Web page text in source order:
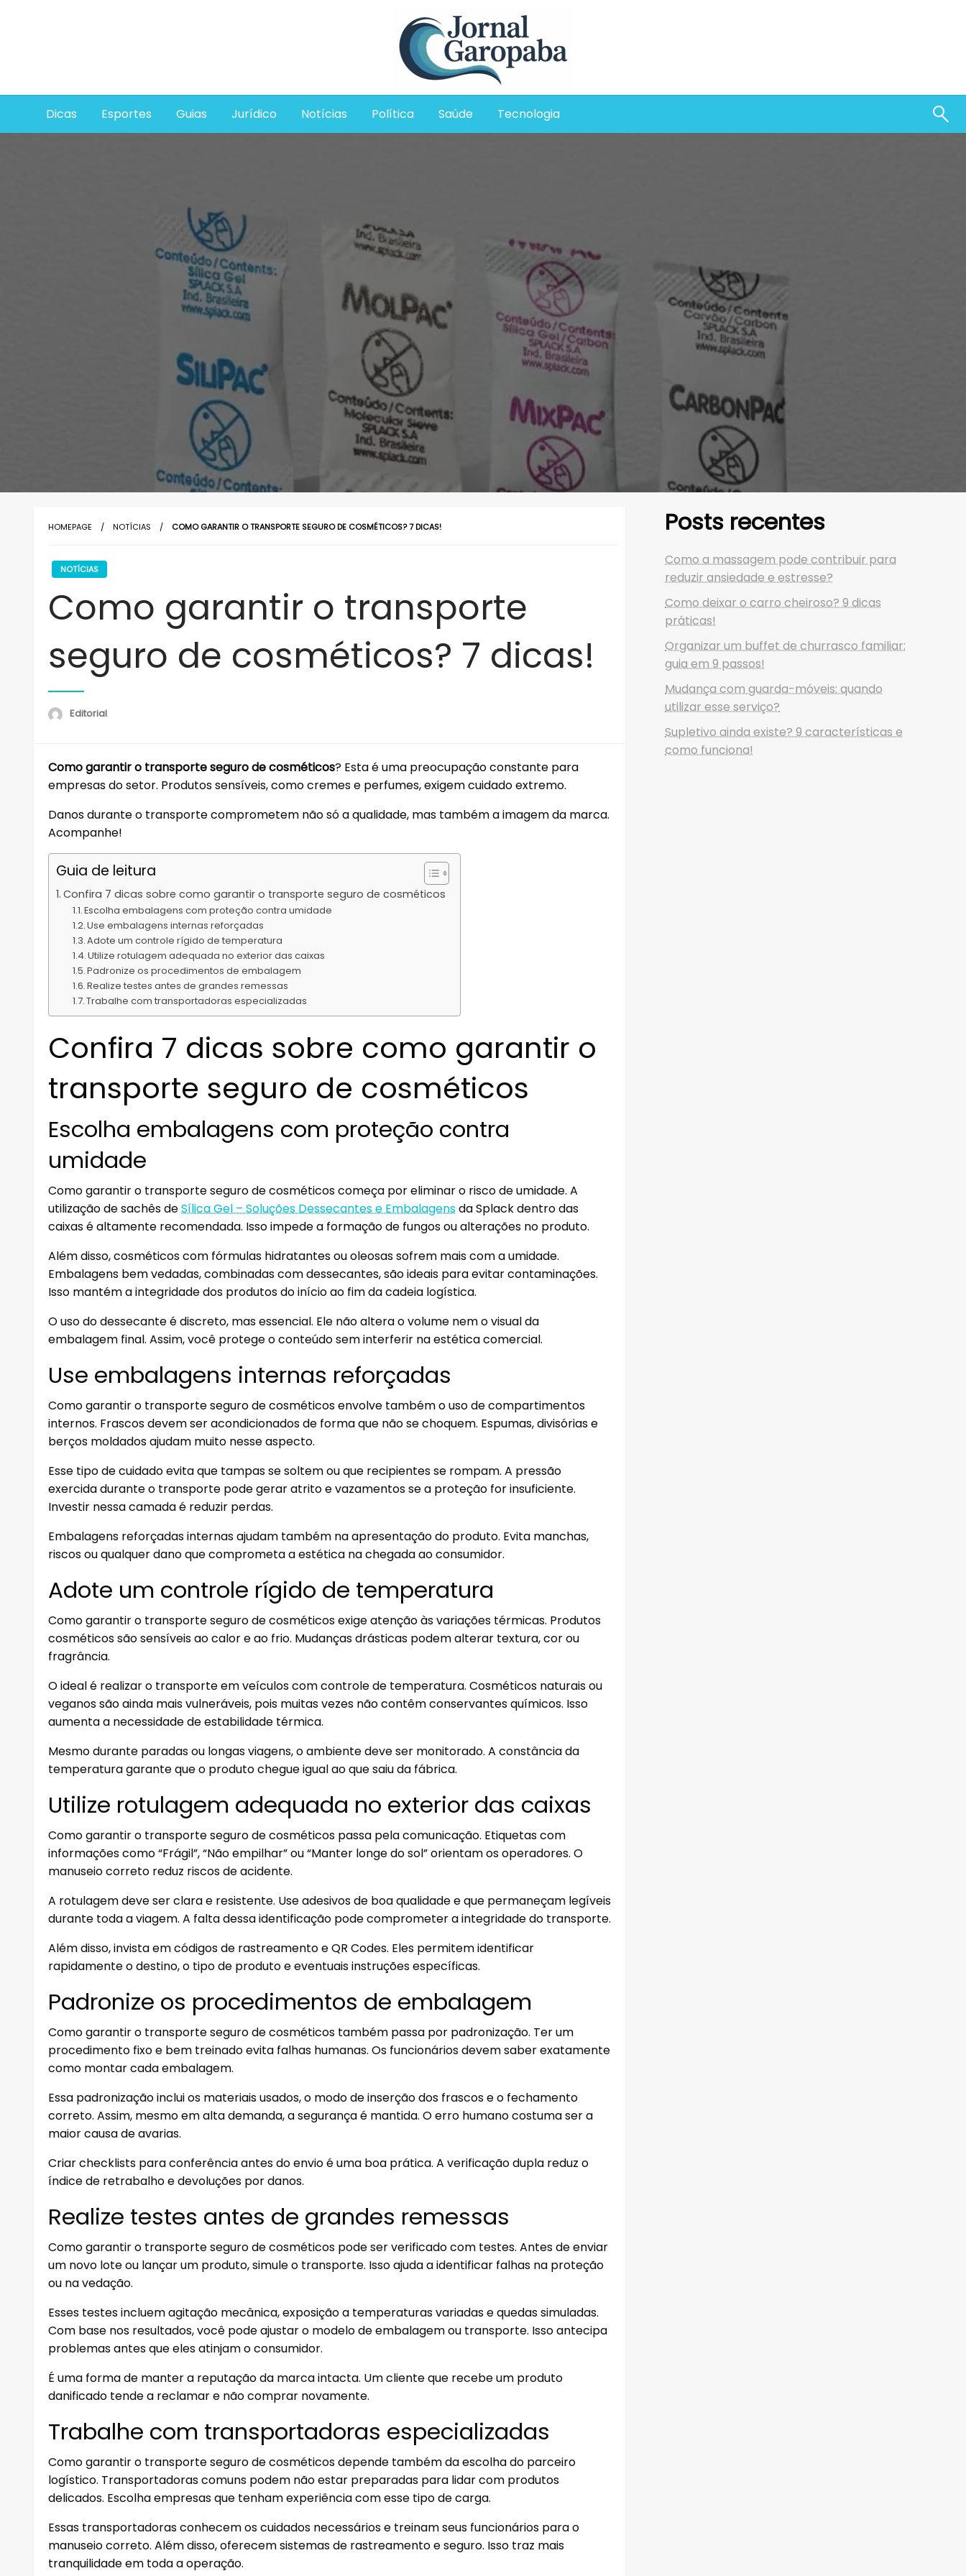
Jornal Garopaba
Dicas Esportes Guias Jurídico Notícias Política Saúde Tecnologia
HOMEPAGE NOTÍCIAS COMO GARANTIR O TRANSPORTE SEGURO DE COSMÉTICOS? 7 DICAS!
NOTÍCIAS
Como garantir o transporte
seguro de cosméticos? 7 dicas!
Editorial
Como garantir o transporte seguro de cosméticos? Esta é uma preocupação constante para
empresas do setor. Produtos sensíveis, como cremes e perfumes, exigem cuidado extremo.
Danos durante o transporte comprometem não só a qualidade, mas também a imagem da marca.
Acompanhe!
Guia de leitura
Confira 7 dicas sobre como garantir o transporte seguro de cosméticos
Escolha embalagens com proteção contra umidade
Use embalagens internas reforçadas
Adote um controle rígido de temperatura
Utilize rotulagem adequada no exterior das caixas
Padronize os procedimentos de embalagem
Realize testes antes de grandes remessas
Trabalhe com transportadoras especializadas
Confira 7 dicas sobre como garantir o
transporte seguro de cosméticos
Escolha embalagens com proteção contra
umidade
Como garantir o transporte seguro de cosméticos começa por eliminar o risco de umidade. A
utilização de sachês deSílica Gel – Soluções Dessecantes e Embalagensda Splack dentro das
caixas é altamente recomendada. Isso impede a formação de fungos ou alterações no produto.
Além disso, cosméticos com fórmulas hidratantes ou oleosas sofrem mais com a umidade.
Embalagens bem vedadas, combinadas com dessecantes, são ideais para evitar contaminações.
Isso mantém a integridade dos produtos do início ao fim da cadeia logística.
O uso do dessecante é discreto, mas essencial. Ele não altera o volume nem o visual da
embalagem final. Assim, você protege o conteúdo sem interferir na estética comercial.
Use embalagens internas reforçadas
Como garantir o transporte seguro de cosméticos envolve também o uso de compartimentos
internos. Frascos devem ser acondicionados de forma que não se choquem. Espumas, divisórias e
berços moldados ajudam muito nesse aspecto.
Esse tipo de cuidado evita que tampas se soltem ou que recipientes se rompam. A pressão
exercida durante o transporte pode gerar atrito e vazamentos se a proteção for insuficiente.
Investir nessa camada é reduzir perdas.
Embalagens reforçadas internas ajudam também na apresentação do produto. Evita manchas,
riscos ou qualquer dano que comprometa a estética na chegada ao consumidor.
Adote um controle rígido de temperatura
Como garantir o transporte seguro de cosméticos exige atenção às variações térmicas. Produtos
cosméticos são sensíveis ao calor e ao frio. Mudanças drásticas podem alterar textura, cor ou
fragrância.
O ideal é realizar o transporte em veículos com controle de temperatura. Cosméticos naturais ou
veganos são ainda mais vulneráveis, pois muitas vezes não contêm conservantes químicos. Isso
aumenta a necessidade de estabilidade térmica.
Mesmo durante paradas ou longas viagens, o ambiente deve ser monitorado. A constância da
temperatura garante que o produto chegue igual ao que saiu da fábrica.
Utilize rotulagem adequada no exterior das caixas
Como garantir o transporte seguro de cosméticos passa pela comunicação. Etiquetas com
informações como “Frágil”, “Não empilhar” ou “Manter longe do sol” orientam os operadores. O
manuseio correto reduz riscos de acidente.
A rotulagem deve ser clara e resistente. Use adesivos de boa qualidade e que permaneçam legíveis
durante toda a viagem. A falta dessa identificação pode comprometer a integridade do transporte.
Além disso, invista em códigos de rastreamento e QR Codes. Eles permitem identificar
rapidamente o destino, o tipo de produto e eventuais instruções específicas.
Padronize os procedimentos de embalagem
Como garantir o transporte seguro de cosméticos também passa por padronização. Ter um
procedimento fixo e bem treinado evita falhas humanas. Os funcionários devem saber exatamente
como montar cada embalagem.
Essa padronização inclui os materiais usados, o modo de inserção dos frascos e o fechamento
correto. Assim, mesmo em alta demanda, a segurança é mantida. O erro humano costuma ser a
maior causa de avarias.
Criar checklists para conferência antes do envio é uma boa prática. A verificação dupla reduz o
índice de retrabalho e devoluções por danos.
Realize testes antes de grandes remessas
Como garantir o transporte seguro de cosméticos pode ser verificado com testes. Antes de enviar
um novo lote ou lançar um produto, simule o transporte. Isso ajuda a identificar falhas na proteção
ou na vedação.
Esses testes incluem agitação mecânica, exposição a temperaturas variadas e quedas simuladas.
Com base nos resultados, você pode ajustar o modelo de embalagem ou transporte. Isso antecipa
problemas antes que eles atinjam o consumidor.
É uma forma de manter a reputação da marca intacta. Um cliente que recebe um produto
danificado tende a reclamar e não comprar novamente.
Trabalhe com transportadoras especializadas
Como garantir o transporte seguro de cosméticos depende também da escolha do parceiro
logístico. Transportadoras comuns podem não estar preparadas para lidar com produtos
delicados. Escolha empresas que tenham experiência com esse tipo de carga.
Essas transportadoras conhecem os cuidados necessários e treinam seus funcionários para o
manuseio correto. Além disso, oferecem sistemas de rastreamento e seguro. Isso traz mais
tranquilidade em toda a operação.
Posts recentes
Como a massagem pode contribuir para
reduzir ansiedade e estresse?
Como deixar o carro cheiroso? 9 dicas
práticas!
Organizar um buffet de churrasco familiar:
guia em 9 passos!
Mudança com guarda-móveis: quando
utilizar esse serviço?
Supletivo ainda existe? 9 características e
como funciona!